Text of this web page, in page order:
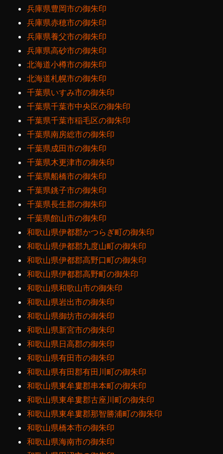
兵庫県豊岡市の御朱印
兵庫県赤穂市の御朱印
兵庫県養父市の御朱印
兵庫県高砂市の御朱印
北海道小樽市の御朱印
北海道札幌市の御朱印
千葉県いすみ市の御朱印
千葉県千葉市中央区の御朱印
千葉県千葉市稲毛区の御朱印
千葉県南房総市の御朱印
千葉県成田市の御朱印
千葉県木更津市の御朱印
千葉県船橋市の御朱印
千葉県銚子市の御朱印
千葉県長生郡の御朱印
千葉県館山市の御朱印
和歌山県伊都郡かつらぎ町の御朱印
和歌山県伊都郡九度山町の御朱印
和歌山県伊都郡高野口町の御朱印
和歌山県伊都郡高野町の御朱印
和歌山県和歌山市の御朱印
和歌山県岩出市の御朱印
和歌山県御坊市の御朱印
和歌山県新宮市の御朱印
和歌山県日高郡の御朱印
和歌山県有田市の御朱印
和歌山県有田郡有田川町の御朱印
和歌山県東牟婁郡串本町の御朱印
和歌山県東牟婁郡古座川町の御朱印
和歌山県東牟婁郡那智勝浦町の御朱印
和歌山県橋本市の御朱印
和歌山県海南市の御朱印